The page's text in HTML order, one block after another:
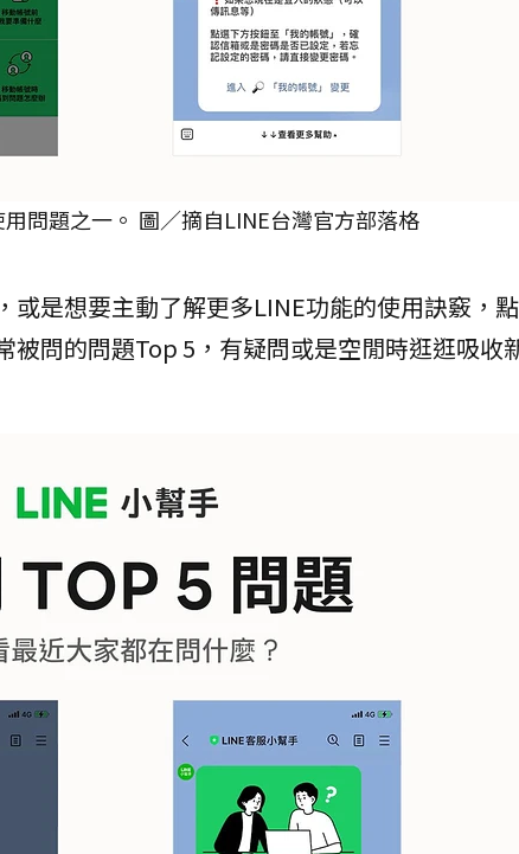
問題之一。 圖／摘自LINE台灣官方部落格
或是想要主動了解更多LINE功能的使用訣竅，
被問的問題Top 5，有疑問或是空閒時逛逛吸收